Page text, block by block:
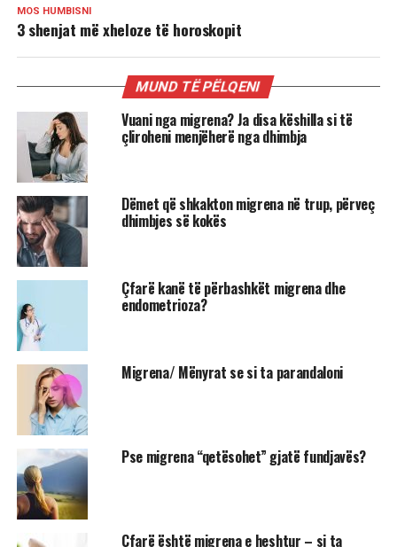
MOS HUMBISNI
3 shenjat më xheloze të horoskopit
MUND TË PËLQENI
Vuani nga migrena? Ja disa këshilla si të
çliroheni menjëherë nga dhimbja
Dëmet që shkakton migrena në trup, përveç
dhimbjes së kokës
Çfarë kanë të përbashkët migrena dhe
endometrioza?
Migrena/ Mënyrat se si ta parandaloni
Pse migrena “qetësohet” gjatë fundjavës?
Çfarë është migrena e heshtur – si ta